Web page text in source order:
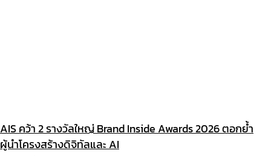
AIS คว้า 2 รางวัลใหญ่ Brand Inside Awards 2026 ตอกย้ำ
ผู้นำโครงสร้างดิจิทัลและ AI